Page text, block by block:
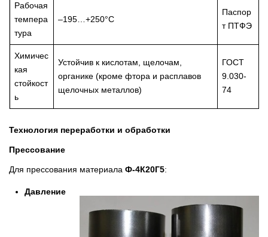
Рабочая
темпера
тура
–195…+250°C
Паспор
т ПТФЭ
Химичес
кая
стойкост
ь
Устойчив к кислотам, щелочам,
органике (кроме фтора и расплавов
щелочных металлов)
ГОСТ
9.030-
74
Технология переработки и обработки
Прессование
Для прессования материала Ф-4К20Г5:
Давление